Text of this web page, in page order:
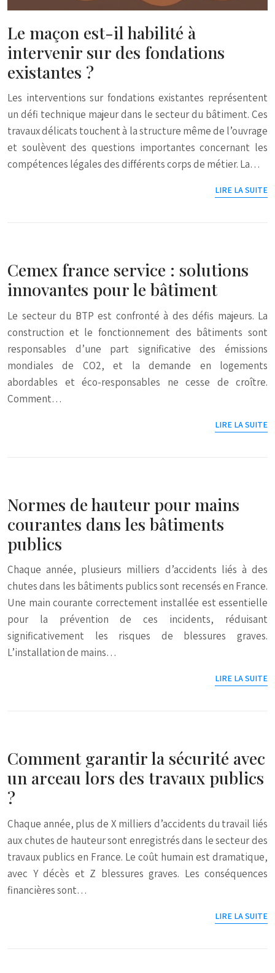
Le maçon est-il habilité à
intervenir sur des fondations
existantes ?
Les interventions sur fondations existantes représentent
un défi technique majeur dans le secteur du bâtiment. Ces
travaux délicats touchent à la structure même de l’ouvrage
et soulèvent des questions importantes concernant les
compétences légales des différents corps de métier. La…
LIRE LA SUITE
Cemex france service : solutions
innovantes pour le bâtiment
Le secteur du BTP est confronté à des défis majeurs. La
construction et le fonctionnement des bâtiments sont
responsables d’une part significative des émissions
mondiales de CO2, et la demande en logements
abordables et éco-responsables ne cesse de croître.
Comment…
LIRE LA SUITE
Normes de hauteur pour mains
courantes dans les bâtiments
publics
Chaque année, plusieurs milliers d’accidents liés à des
chutes dans les bâtiments publics sont recensés en France.
Une main courante correctement installée est essentielle
pour la prévention de ces incidents, réduisant
significativement les risques de blessures graves.
L’installation de mains…
LIRE LA SUITE
Comment garantir la sécurité avec
un arceau lors des travaux publics
?
Chaque année, plus de X milliers d’accidents du travail liés
aux chutes de hauteur sont enregistrés dans le secteur des
travaux publics en France. Le coût humain est dramatique,
avec Y décès et Z blessures graves. Les conséquences
financières sont…
LIRE LA SUITE